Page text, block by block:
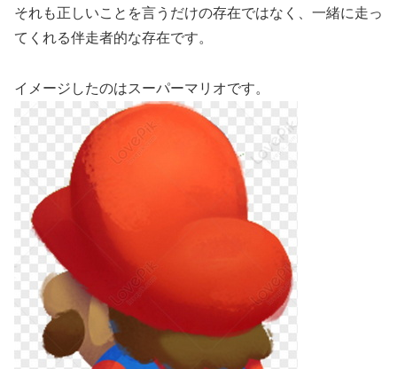
それも正しいことを言うだけの存在ではなく、一緒に走っ
てくれる伴走者的な存在です。
イメージしたのはスーパーマリオです。